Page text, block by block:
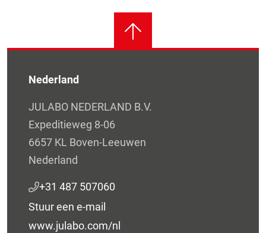
Nederland
JULABO NEDERLAND B.V.
Expeditieweg 8-06
6657 KL Boven-Leeuwen
Nederland
+31 487 507060
Stuur een e-mail
www.julabo.com/nl